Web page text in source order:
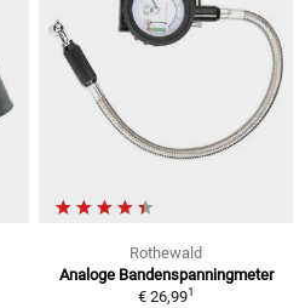
Rothewald
Analoge Bandenspanningmeter
€ 26,991